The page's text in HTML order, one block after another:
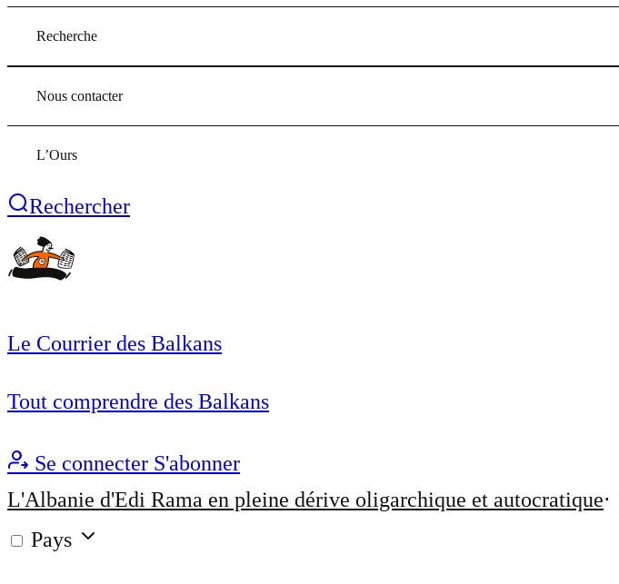
Recherche
Nous contacter
L’Ours
Rechercher
Le Courrier des Balkans
Tout comprendre des Balkans
Se connecter S'abonner
L'Albanie d'Edi Rama en pleine dérive oligarchique et autocratique
Pays